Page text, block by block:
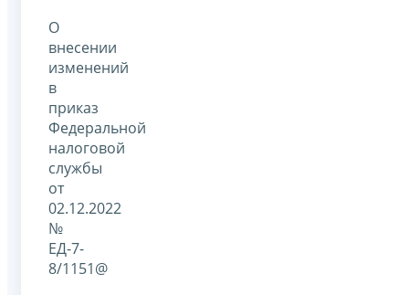
О
внесении
изменений
в
приказ
Федеральной
налоговой
службы
от
02.12.2022
№
ЕД-7-
8/1151@